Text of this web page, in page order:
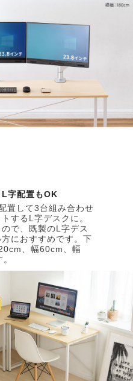
字配置もOK
置して3台組み合わせ
するL字デスクに。
で、既製のL字デス
におすすめです。下
、幅60cm、幅